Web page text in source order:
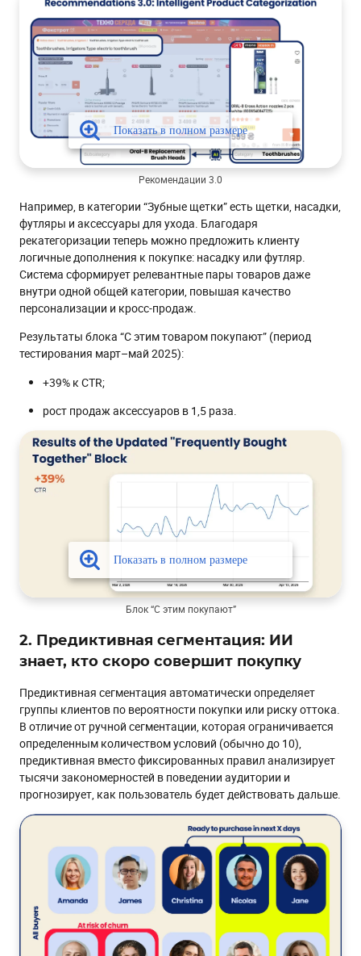
Рекомендации 3.0
Например, в категории “Зубные щетки” есть щетки, насадки,
футляры и аксессуары для ухода. Благодаря
рекатегоризации теперь можно предложить клиенту
логичные дополнения к покупке: насадку или футляр.
Система сформирует релевантные пары товаров даже
внутри одной общей категории, повышая качество
персонализации и кросс-продаж.
Результаты блока “С этим товаром покупают” (период
тестирования март–май 2025):
+39% к CTR;
рост продаж аксессуаров в 1,5 раза.
Блок “С этим покупают”
2. Предиктивная сегментация: ИИ
знает, кто скоро совершит покупку
Предиктивная сегментация автоматически определяет
группы клиентов по вероятности покупки или риску оттока.
В отличие от ручной сегментации, которая ограничивается
определенным количеством условий (обычно до 10),
предиктивная вместо фиксированных правил анализирует
тысячи закономерностей в поведении аудитории и
прогнозирует, как пользователь будет действовать дальше.